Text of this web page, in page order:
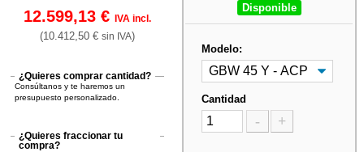
12.599,13 €IVA incl.
(10.412,50 €sin IVA)
¿Quieres comprar cantidad?
Consúltanos y te haremos un
presupuesto personalizado.
¿Quieres fraccionar tu
compra?
Disponible
Modelo:
Cantidad
- +